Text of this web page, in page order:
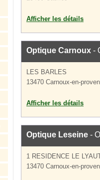
Afficher les détails
Optique Carnoux -
LES BARLES
13470 Carnoux-en-
Afficher les détails
Optique Leseine -
1 RESIDENCE LE
13470 Carnoux-en-